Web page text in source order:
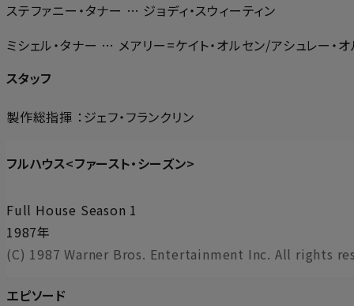
ステファニー・タナー … ジョディ・スウィーティン
ミシェル・タナー … メアリー=ケイト・オルセン/アシュレー・
スタッフ
製作総指揮 ：ジェフ・フランクリン
フルハウス<ファースト・シーズン>
Full House Season 1
1987年
(C) 1987 Warner Bros. Entertainment Inc. All rights
エピソード